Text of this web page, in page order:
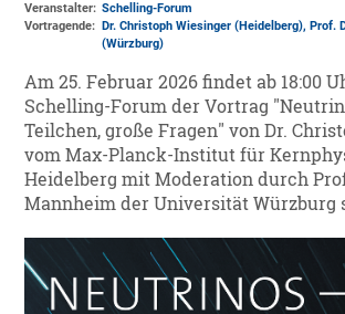
Veranstalter: Schelling-Forum
Vortragende:
Dr. Christoph Wiesinger (Heidelberg), Prof.
(Würzburg)
Am 25. Februar 2026 findet ab 18:00
Schelling-Forum der Vortrag
Teilchen, große Fragen" von Dr.
vom Max-Planck-Institut für
Heidelberg mit Moderation durch
Mannheim der Universität Würzburg